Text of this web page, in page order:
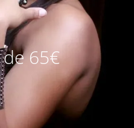
65€